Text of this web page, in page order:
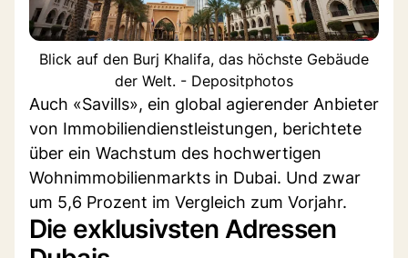
Blick auf den Burj Khalifa, das höchste Gebäude
der Welt. - Depositphotos
Auch «Savills», ein global agierender Anbieter
von Immobiliendienstleistungen, berichtete
über ein Wachstum des hochwertigen
Wohnimmobilienmarkts in Dubai. Und zwar
um 5,6 Prozent im Vergleich zum Vorjahr.
Die exklusivsten Adressen